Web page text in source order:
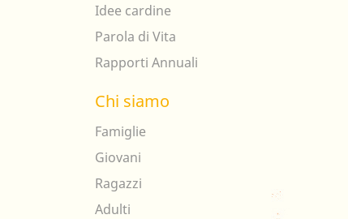
Idee cardine
Parola di Vita
Rapporti Annuali
Chi siamo
Famiglie
Giovani
Ragazzi
Adulti